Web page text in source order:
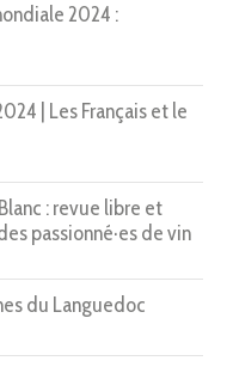
2024 :
| Les Français et le
: revue libre et
passionné·es de vin
du Languedoc